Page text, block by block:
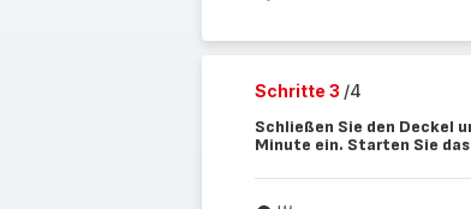
Schritte 3 /4
Schließen Sie den Deckel
Minute ein. Starten Sie das